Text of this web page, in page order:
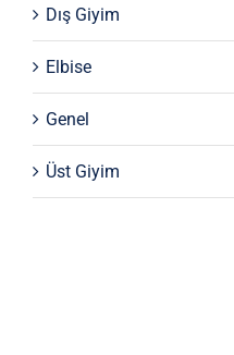
Dış Giyim
Elbise
Genel
Üst Giyim